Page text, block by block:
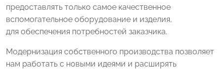
предоставлять только самое качественное
вспомогательное оборудование и изделия,
для обеспечения потребностей заказчика.
Модернизация собственного производства позволяет
нам работать с новыми идеями и расширять